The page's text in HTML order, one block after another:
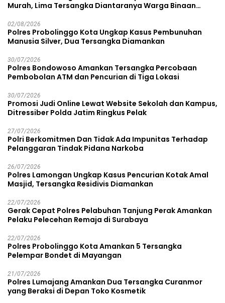
Murah, Lima Tersangka Diantaranya Warga Binaan
02/08/2026
Polres Probolinggo Kota Ungkap Kasus Pembunuhan
Manusia Silver, Dua Tersangka Diamankan
30/07/2026
Polres Bondowoso Amankan Tersangka Percobaan
Pembobolan ATM dan Pencurian di Tiga Lokasi
30/07/2026
Promosi Judi Online Lewat Website Sekolah dan Kampus,
Ditressiber Polda Jatim Ringkus Pelak
27/07/2026
Polri Berkomitmen Dan Tidak Ada Impunitas Terhadap
Pelanggaran Tindak Pidana Narkoba
26/07/2026
Polres Lamongan Ungkap Kasus Pencurian Kotak Amal
Masjid, Tersangka Residivis Diamankan
22/07/2026
Gerak Cepat Polres Pelabuhan Tanjung Perak Amankan
Pelaku Pelecehan Remaja di Surabaya
22/07/2026
Polres Probolinggo Kota Amankan 5 Tersangka
Pelempar Bondet di Mayangan
21/07/2026
Polres Lumajang Amankan Dua Tersangka Curanmor
yang Beraksi di Depan Toko Kosmetik